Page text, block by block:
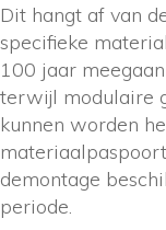
Dit hangt af van
specifieke
100 jaar
terwijl modulaire
kunnen worden
demontage
periode.